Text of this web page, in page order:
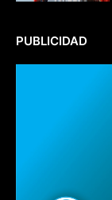
PUBLICIDAD